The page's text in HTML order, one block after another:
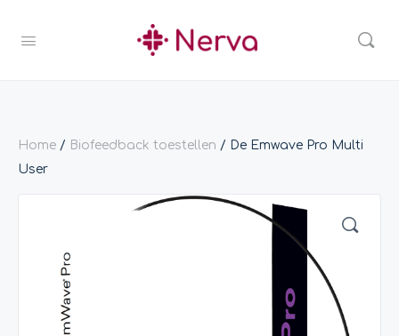
Home / Biofeedback toestellen / De Emwave Pro Multi
User